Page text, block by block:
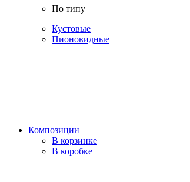
По типу
Кустовые
Пионовидные
Композиции
В корзинке
В коробке